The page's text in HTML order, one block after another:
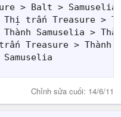
> Balt > Samuselia
Thị trấn Treasure >
Samuselia >
Treasure > Thành
Chỉnh sửa cuối: 14/6/11